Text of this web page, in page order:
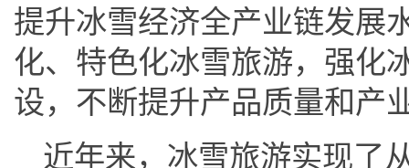
提升冰雪经济全产业链发展
化、特色化冰雪旅游，强化
设，不断提升产品质量和产
近年来，冰雪旅游实现了